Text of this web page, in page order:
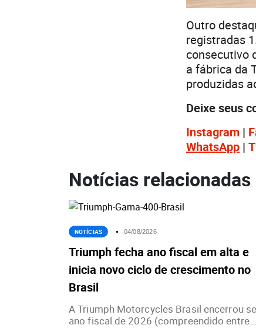
Outro
registradas
consecutivo
a fábrica da
produzidas
Deixe seus
Instagram |
WhatsApp |
Notícias relacionadas
NOTÍCIAS 04/08/2026
Triumph fecha ano fiscal em alta e
inicia novo ciclo de crescimento no
Brasil
A Triumph Motorcycles Brasil encerrou
ano fiscal de 2026 (compreendido entre...